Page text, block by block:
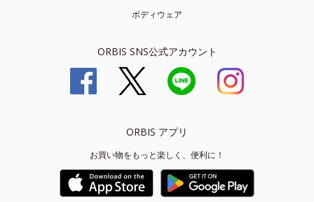
ボディウェア
ORBIS SNS公式アカウント
ORBIS アプリ
お買い物をもっと楽しく、便利に！